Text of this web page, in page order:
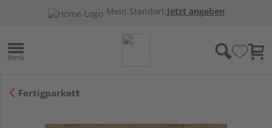
Mein Standort:Jetzt angeben
Fertigparkett